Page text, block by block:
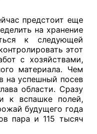
предстоит еще
на хранение
к следующей
этот
с хозяйствами,
материала. Чем
на успешный посев
области. Сразу
к вспашке полей,
будущего года
пара и 115 тысяч